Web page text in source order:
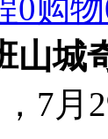
0购
山城
7月